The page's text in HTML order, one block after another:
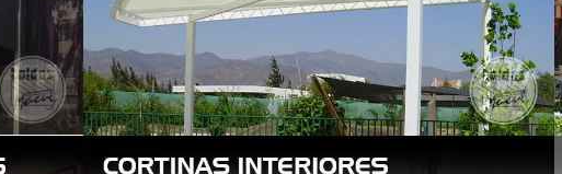
VER MAS